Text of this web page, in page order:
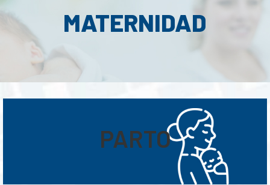
MATERNIDAD
PARTO